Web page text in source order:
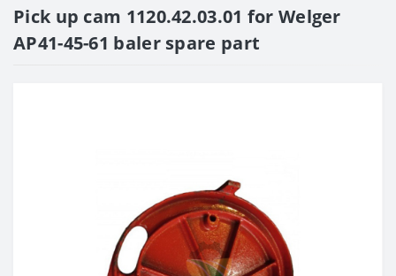
Pick up cam 1120.42.03.01 for Welger
AP41-45-61 baler spare part